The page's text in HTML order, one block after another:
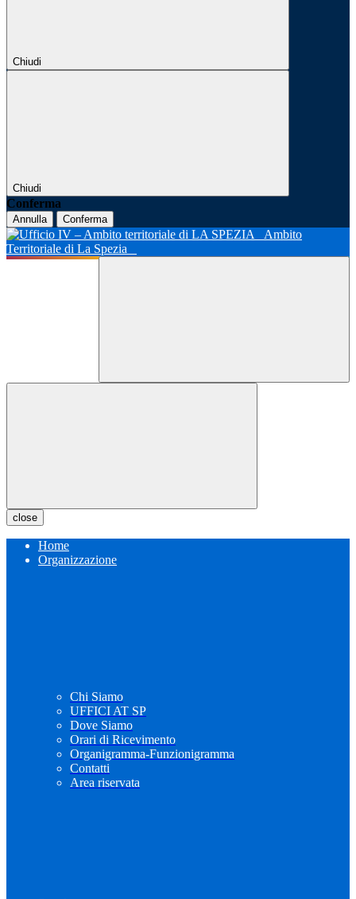
Chiudi
Chiudi
Conferma
Annulla Conferma
Ambito
Territoriale di La Spezia
close
Home
Organizzazione
Chi Siamo
UFFICI AT SP
Dove Siamo
Orari di Ricevimento
Organigramma-Funzionigramma
Contatti
Area riservata